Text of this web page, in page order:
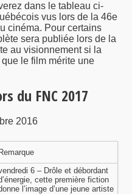
dans le tableau ci-
vus lors de la 46e
cinéma. Pour certains
sera publiée lors de la
au visionnement si la
le film mérite une
du FNC 2017
2016
Remarque
6 – Drôle et débordant
cette première fiction
l’image d’une jeune artiste